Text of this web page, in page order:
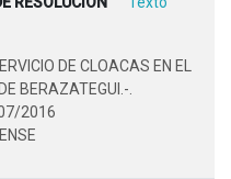
DE CLOACAS EN EL
BERAZATEGUI.-.
2016